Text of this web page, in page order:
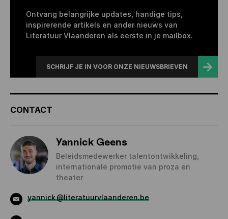
Ontvang belangrijke updates, handige tips,
inspirerende artikels en ander nieuws van
Literatuur Vlaanderen als eerste in je mailbox.
SCHRIJF JE IN VOOR ONZE NIEUWSBRIEVEN
CONTACT
Yannick Geens
Beleidsmedewerker talentontwikkeling,
internationale promotie van proza en
theater
yannick@literatuurvlaanderen.be